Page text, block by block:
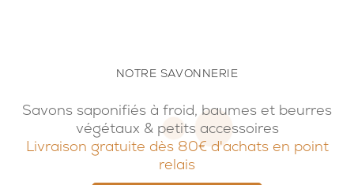
NOTRE SAVONNERIE
Savons saponifiés à froid, baumes et beurres
végétaux & petits accessoires
Livraison gratuite dès 80€ d'achats en point
relais